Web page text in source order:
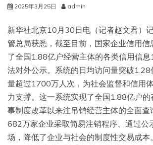
2025年3月25日 admin
新华社北京10月30日电（记者赵文君）
管总局获悉，截至目前，国家企业信用
了全国1.88亿户经营主体的各类信用信
法对外公示。系统的日均访问量突破1.28
量超过1700万人次，为社会监督和信用
力支撑。这一系统实现了全国1.88亿户
事制度改革以来注吊销经营主体的全面查
682万家企业采取简易注销程序、通过公
场，降低了企业与社会的制度性交易成本